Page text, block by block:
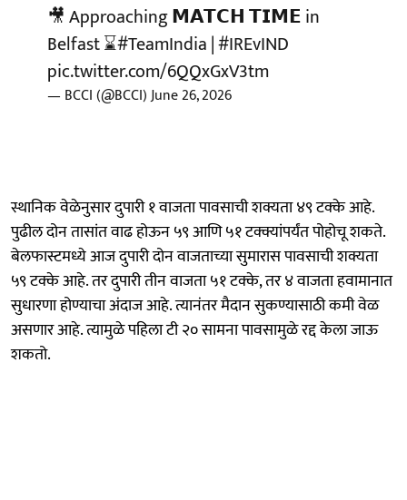
🎥 Approaching 𝗠𝗔𝗧𝗖𝗛 𝗧𝗜𝗠𝗘 in
Belfast ⌛️#TeamIndia|#IREvIND
pic.twitter.com/6QQxGxV3tm
— BCCI (@BCCI)June 26, 2026
स्थानिक वेळेनुसार दुपारी १ वाजता पावसाची शक्यता ४९ टक्के आहे.
पुढील दोन तासांत वाढ होऊन ५९ आणि ५१ टक्क्यांपर्यंत पोहोचू शकते.
बेलफास्टमध्ये आज दुपारी दोन वाजताच्या सुमारास पावसाची शक्यता
५९ टक्के आहे. तर दुपारी तीन वाजता ५१ टक्के, तर ४ वाजता हवामानात
सुधारणा होण्याचा अंदाज आहे. त्यानंतर मैदान सुकण्यासाठी कमी वेळ
असणार आहे. त्यामुळे पहिला टी २० सामना पावसामुळे रद्द केला जाऊ
शकतो.